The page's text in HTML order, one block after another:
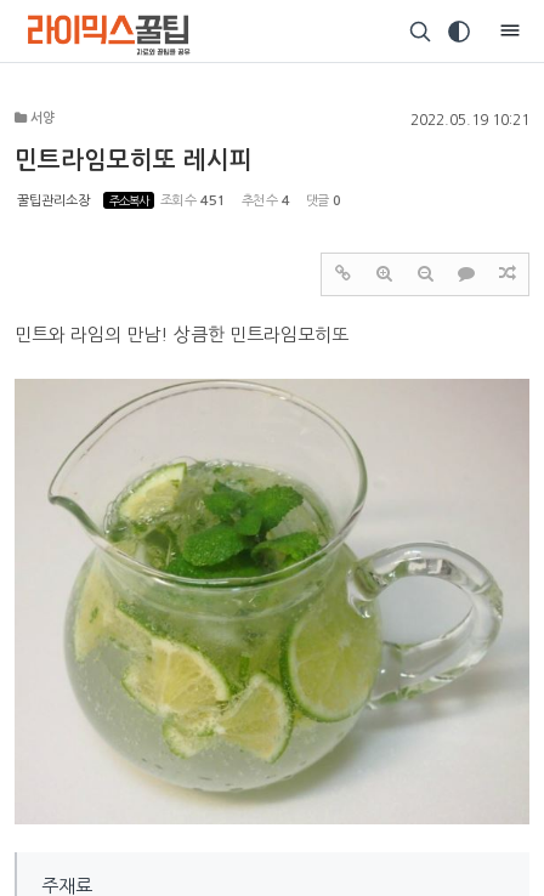
서양 2022.05.19 10:21
민트라임모히또 레시피
꿀팁관리소장 주소복사 조회 수 451 추천 수 4 댓글 0
민트와 라임의 만남! 상큼한 민트라임모히또
주재료
Sketchbook5, 스케치북5
Sketchbook5, 스케치북5